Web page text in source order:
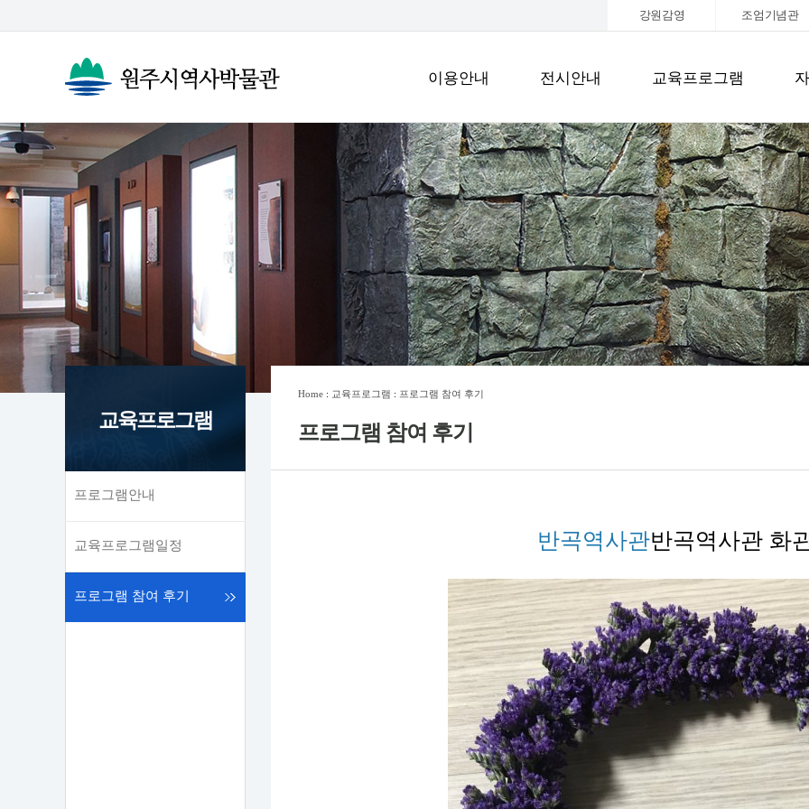
강원감영 조엄기념관
이용안내 전시안내 교육프로그램
교육프로그램
프로그램안내
교육프로그램일정
프로그램 참여 후기
Home : 교육프로그램 : 프로그램 참여 후기
프로그램 참여 후기
반곡역사관반곡역사관 화